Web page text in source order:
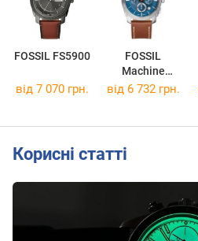
FOSSIL FS5900
FOSSIL
Machine
FS6059
від 7 070 грн. від 6 732 грн.
Корисні статті